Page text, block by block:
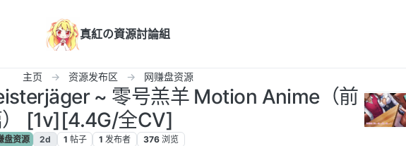
真紅の資源討論組
主页 资源发布区 网赚盘资源
~ 零号羔羊 Motion Anime（前
[1v][4.4G/全CV]
盘资源 2d 1 帖子 1 发布者 376 浏览